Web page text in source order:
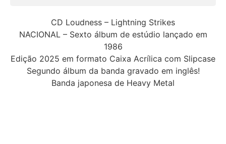
CD Loudness – Lightning Strikes
NACIONAL – Sexto álbum de estúdio lançado em
1986
Edição 2025 em formato Caixa Acrílica com Slipcase
Segundo álbum da banda gravado em inglês!
Banda japonesa de Heavy Metal